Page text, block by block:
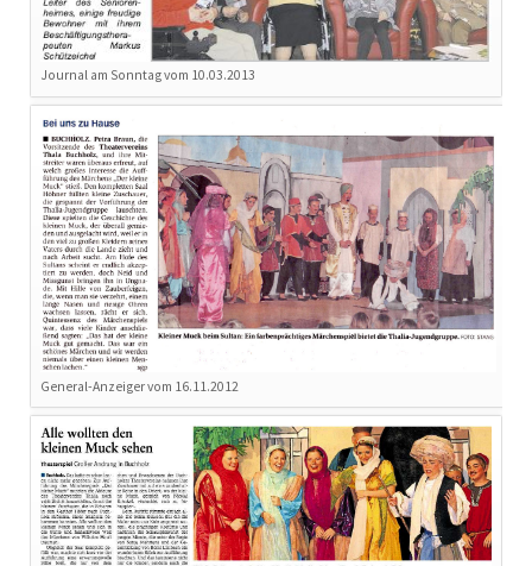
Journal am Sonntag vom 10.03.2013
General-Anzeiger vom 16.11.2012